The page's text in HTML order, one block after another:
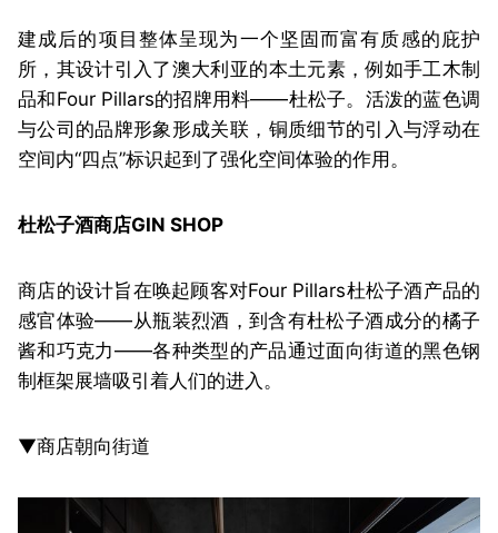
建成后的项目整体呈现为一个坚固而富有质感的庇护
所，其设计引入了澳大利亚的本土元素，例如手工木制
品和Four Pillars的招牌用料——杜松子。活泼的蓝色调
与公司的品牌形象形成关联，铜质细节的引入与浮动在
空间内“四点”标识起到了强化空间体验的作用。
杜松子酒商店GIN SHOP
商店的设计旨在唤起顾客对Four Pillars杜松子酒产品的
感官体验——从瓶装烈酒，到含有杜松子酒成分的橘子
酱和巧克力——各种类型的产品通过面向街道的黑色钢
制框架展墙吸引着人们的进入。
▼商店朝向街道